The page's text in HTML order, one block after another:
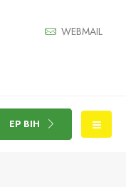
WEBMAIL
EP BIH